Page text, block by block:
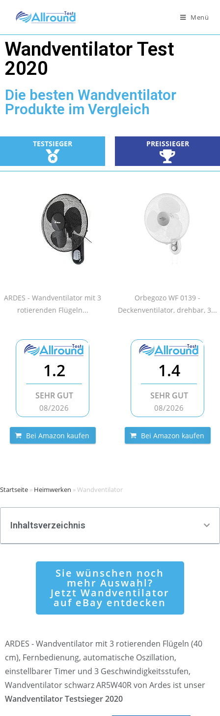
Menü
Wandventilator Test
2020
Die besten Wandventilator
Produkte im Vergleich
TESTSIEGER PREISSIEGER
ARDES - Wandventilator mit 3
rotierenden Flügeln...
Orbegozo WF 0139 -
Deckenventilator, drehbar, 3...
1.2
SEHR GUT
08/2026
Bei Amazon kaufen
1.4
SEHR GUT
08/2026
Bei Amazon kaufen
Startseite » Heimwerken »Wandventilator
Inhaltsverzeichnis
Sie wünschen noch
mehr Auswahl?
Jetzt Wandventilator
auf eBay entdecken
ARDES - Wandventilator mit 3 rotierenden Flügeln (40
cm), Fernbedienung, automatische Oszillation,
einstellbarer Timer und 3 Geschwindigkeitsstufen,
Wandventilator schwarz AR5W40R von Ardes ist unser
Wandventilator Testsieger 2020